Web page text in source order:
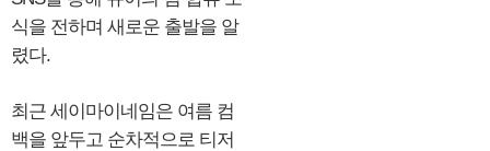
식을 전하며 새로운 출발을 알
렸다.
최근 세이마이네임은 여름 컴
백을 앞두고 순차적으로 티저